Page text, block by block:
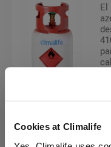
Cookies at Climalife
El